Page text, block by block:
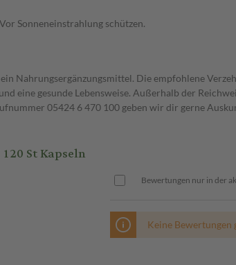
Sonneneinstrahlung schützen.
Nahrungsergänzungsmittel. Die empfohlene
eine gesunde Lebensweise. Außerhalb der
05424 6 470 100 geben wir dir gerne
St Kapseln
Bewertungen nur in der
Keine Bewertungen